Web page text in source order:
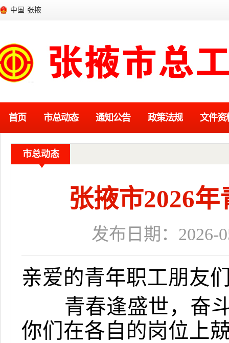
中国·张掖
首页 市总动态 通知公告 政策法规 文件资
市总动态
张掖市2026
发布日期：2026-
亲爱的青年职工朋友
青春逢盛世，奋斗
你们在各自的岗位上